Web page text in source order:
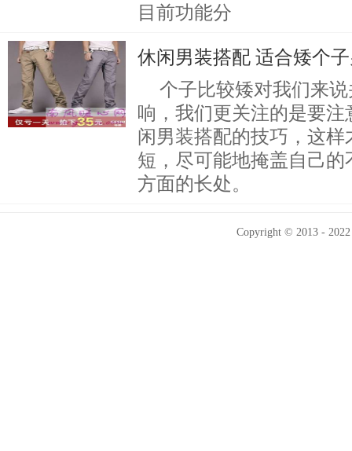
目前功能分
休闲男装搭配 适合矮个
个子比较矮对我们来
响，我们更关注的是要
闲男装搭配的技巧，这
短，尽可能地掩盖自己
方面的长处。
Copyright © 2013 -